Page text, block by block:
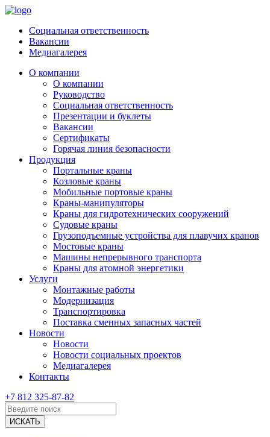
Социальная ответственность
Вакансии
Медиагалерея
О компании
О компании
Руководство
Социальная ответственность
Презентации и буклеты
Вакансии
Сертификаты
Горячая линия безопасности
Продукция
Портальные краны
Козловые краны
Мобильные портовые краны
Краны-манипуляторы
Краны для гидротехнических сооружений
Судовые краны
Грузоподъемные устройства для плавучих кранов
Мостовые краны
Машины непрерывного транспорта
Краны для атомной энергетики
Услуги
Монтажные работы
Модернизация
Транспортировка
Поставка сменных запасных частей
Новости
Новости
Новости социальных проектов
Медиагалерея
Контакты
+7 812 325-87-82